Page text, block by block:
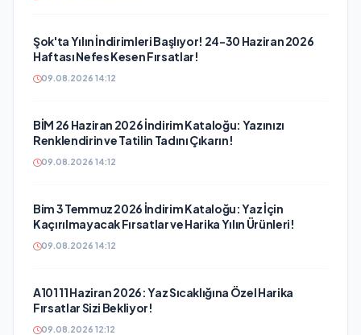
Şok'ta Yılın İndirimleri Başlıyor! 24-30 Haziran 2026
Haftası Nefes Kesen Fırsatlar!
09.08.2026 14:12
BİM 26 Haziran 2026 İndirim Kataloğu: Yazınızı
Renklendirin ve Tatilin Tadını Çıkarın!
09.08.2026 14:12
Bim 3 Temmuz 2026 İndirim Kataloğu: Yaz İçin
Kaçırılmayacak Fırsatlar ve Harika Yılın Ürünleri!
09.08.2026 14:12
A101 11 Haziran 2026: Yaz Sıcaklığına Özel Harika
Fırsatlar Sizi Bekliyor!
09.08.2026 12:12